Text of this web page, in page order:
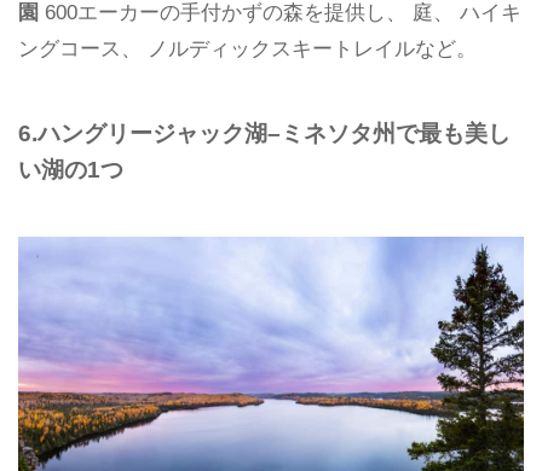
園 600エーカーの手付かずの森を提供し、 庭、 ハイキ
ングコース、 ノルディックスキートレイルなど。
6.ハングリージャック湖–ミネソタ州で最も美し
い湖の1つ